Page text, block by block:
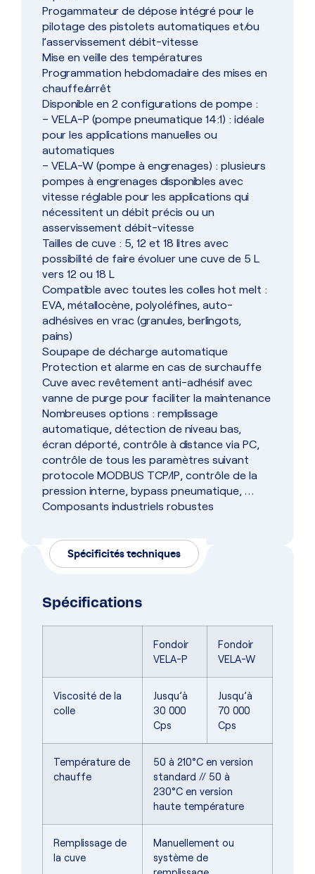
Progammateur de dépose intégré pour le
pilotage des pistolets automatiques et/ou
l’asservissement débit-vitesse
Mise en veille des températures
Programmation hebdomadaire des mises en
chauffe/arrêt
Disponible en 2 configurations de pompe :
– VELA-P (pompe pneumatique 14:1) : idéale
pour les applications manuelles ou
automatiques
– VELA-W (pompe à engrenages) : plusieurs
pompes à engrenages disponibles avec
vitesse réglable pour les applications qui
nécessitent un débit précis ou un
asservissement débit-vitesse
Tailles de cuve : 5, 12 et 18 litres avec
possibilité de faire évoluer une cuve de 5 L
vers 12 ou 18 L
Compatible avec toutes les colles hot melt :
EVA, métallocène, polyoléfines, auto-
adhésives en vrac (granules, berlingots,
pains)
Soupape de décharge automatique
Protection et alarme en cas de surchauffe
Cuve avec revêtement anti-adhésif avec
vanne de purge pour faciliter la maintenance
Nombreuses options : remplissage
automatique, détection de niveau bas,
écran déporté, contrôle à distance via PC,
contrôle de tous les paramètres suivant
protocole MODBUS TCP/IP, contrôle de la
pression interne, bypass pneumatique, …
Composants industriels robustes
Spécificités techniques
Spécifications
Fondoir
VELA-P
Fondoir
VELA-W
Viscosité de la
colle
Jusqu’à
30 000
Cps
Jusqu’à
70 000
Cps
Température de
chauffe
50 à 210°C en version
standard // 50 à
230°C en version
haute température
Remplissage de
la cuve
Manuellement ou
système de